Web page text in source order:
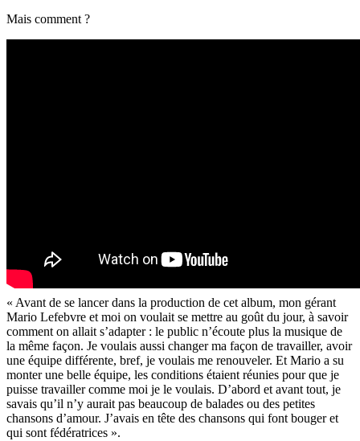
Mais comment ?
« Avant de se lancer dans la production de cet album, mon gérant
Mario Lefebvre et moi on voulait se mettre au goût du jour, à savoir
comment on allait s’adapter : le public n’écoute plus la musique de
la même façon. Je voulais aussi changer ma façon de travailler, avoir
une équipe différente, bref, je voulais me renouveler. Et Mario a su
monter une belle équipe, les conditions étaient réunies pour que je
puisse travailler comme moi je le voulais. D’abord et avant tout, je
savais qu’il n’y aurait pas beaucoup de balades ou des petites
chansons d’amour. J’avais en tête des chansons qui font bouger et
qui sont fédératrices ».